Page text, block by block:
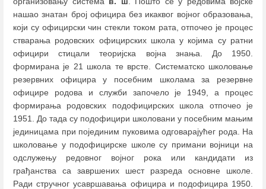
нашао знатан број официра без икаквог војног образовања,
који су официрски чин стекли током рата, отпочео је процес
стварања родовских официрских школа у којима су ратни
официри стицали теоријска војна знања. До 1950.
формирана је 21 школа те врсте. Систематско школовање
резервних официра у посебним школама за резервне
официре родова и служби започело је 1949, а процес
формирања родовских подофицирских школа отпочео је
1951. До тада су подофицири школовани у посебним мањим
јединицама при појединим пуковима одговарајућег рода. На
школовање у подофицирске школе су примани војници на
одслужењу редовног војног рока или кандидати из
грађанства са завршених шест разреда основне школе.
Ради стручног усавршавања официра и подофицира 1950.